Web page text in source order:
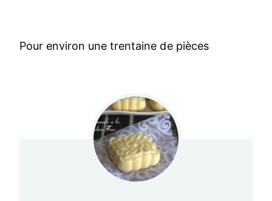
Pour environ une trentaine de pièces